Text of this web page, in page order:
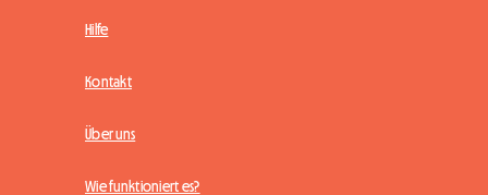
Hilfe
Kontakt
Über uns
Wie funktioniert es?